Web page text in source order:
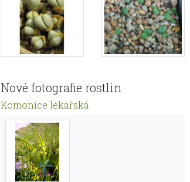
Nové fotografie rostlin
Komonice lékařská